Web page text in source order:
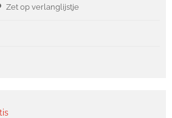
Zet op verlanglijstje